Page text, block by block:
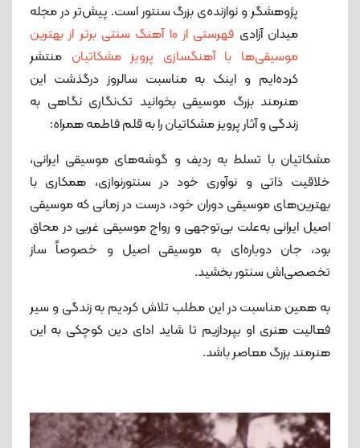
افتخارات و جوایز
زندگی شخصی
سبک آهنگ‌سازی
خاموشی
مشکاتیان در نگاه دیگران
پژوهشگر و نوازنده‌ی بزرگ سنتور است. پیش‌تر در مجله
میدان آزادی
فهرستی از 10 آهنگ سنتی برتر از بهترین
موسیقی‌ها با آهنگسازی پرویز مشکاتیان منتشر
کرده‌ایم و اینک به مناسبت سالروز درگذشت این
هنرمند بزرگ موسیقی بخوانید تک‌نگاری نگاهی به
زندگی و آثار پرویز مشکاتیان را به قلم فاطمه همراه:
مشکاتیان با تسلط به ردیف و گوشه‌های موسیقی ایرانی،
خلاقیت ذاتی و نوآوری خود در سنتورنوازی، همکاری با
بهترین‌های موسیقی دوران خود، درست در زمانی که موسیقی
اصیل ایرانی به‌علت بی‌توجهی و رواج موسیقی غربی در محاق
بود، جان دوباره‌ای به موسیقی اصیل و خصوصاً ساز
تخصصی‌اش سنتور بخشید.
به همین مناسبت در این مطلب تلاش کردیم به زندگی و سیر
فعالیت هنری او بپردازیم تا شاید ادای دین کوچکی به این
هنرمند بزرگ معاصر باشد.